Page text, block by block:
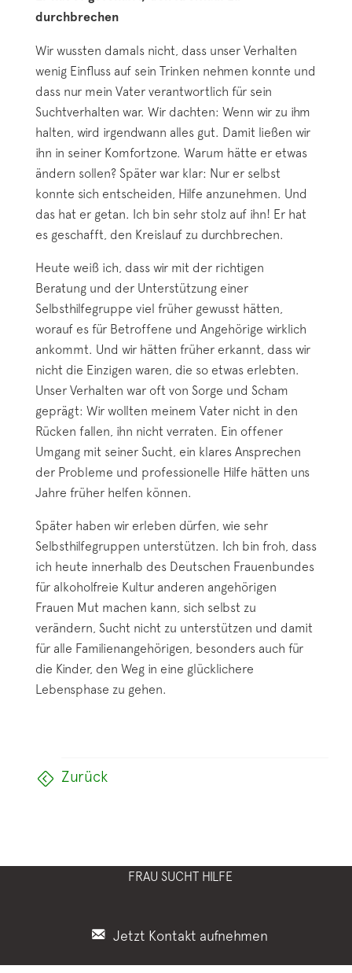
durchbrechen
Wir wussten damals nicht, dass unser Verhalten
wenig Einfluss auf sein Trinken nehmen konnte und
dass nur mein Vater verantwortlich für sein
Suchtverhalten war. Wir dachten: Wenn wir zu ihm
halten, wird irgendwann alles gut. Damit ließen wir
ihn in seiner Komfortzone. Warum hätte er etwas
ändern sollen? Später war klar: Nur er selbst
konnte sich entscheiden, Hilfe anzunehmen. Und
das hat er getan. Ich bin sehr stolz auf ihn! Er hat
es geschafft, den Kreislauf zu durchbrechen.
Heute weiß ich, dass wir mit der richtigen
Beratung und der Unterstützung einer
Selbsthilfegruppe viel früher gewusst hätten,
worauf es für Betroffene und Angehörige wirklich
ankommt. Und wir hätten früher erkannt, dass wir
nicht die Einzigen waren, die so etwas erlebten.
Unser Verhalten war oft von Sorge und Scham
geprägt: Wir wollten meinem Vater nicht in den
Rücken fallen, ihn nicht verraten. Ein offener
Umgang mit seiner Sucht, ein klares Ansprechen
der Probleme und professionelle Hilfe hätten uns
Jahre früher helfen können.
Später haben wir erleben dürfen, wie sehr
Selbsthilfegruppen unterstützen. Ich bin froh, dass
ich heute innerhalb des Deutschen Frauenbundes
für alkoholfreie Kultur anderen angehörigen
Frauen Mut machen kann, sich selbst zu
verändern, Sucht nicht zu unterstützen und damit
für alle Familienangehörigen, besonders auch für
die Kinder, den Weg in eine glücklichere
Lebensphase zu gehen.
Zurück
FRAU SUCHT HILFE
Jetzt Kontakt aufnehmen